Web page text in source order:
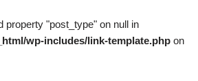
property "post_type" on null in
wp-includes/link-template.php on